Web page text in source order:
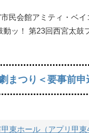
市民会館アミティ・ベ
動ッ！ 第23回西宮太鼓
まつり＜要事前申
東ホール（アプリ甲東